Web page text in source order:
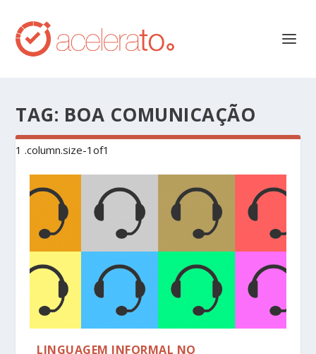
TAG: BOA COMUNICAÇÃO
LINGUAGEM INFORMAL NO